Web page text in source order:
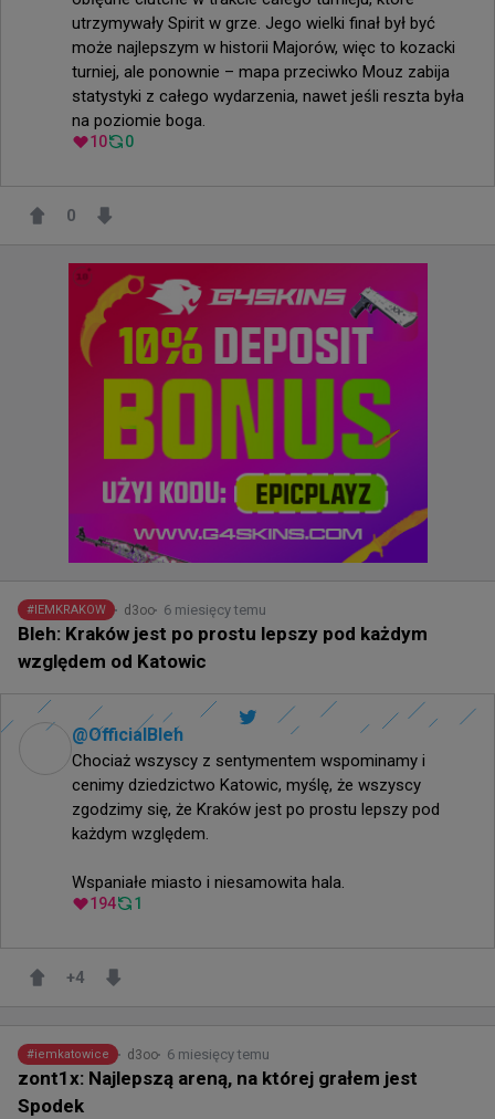
utrzymywały Spirit w grze. Jego wielki finał był być
może najlepszym w historii Majorów, więc to kozacki
turniej, ale ponownie – mapa przeciwko Mouz zabija
statystyki z całego wydarzenia, nawet jeśli reszta była
na poziomie boga.
10 0
0
# IEMKRAKOW d3oo 6 miesięcy temu
Bleh: Kraków jest po prostu lepszy pod każdym
względem od Katowic
@OfficialBleh
Chociaż wszyscy z sentymentem wspominamy i
cenimy dziedzictwo Katowic, myślę, że wszyscy
zgodzimy się, że Kraków jest po prostu lepszy pod
każdym względem.
Wspaniałe miasto i niesamowita hala.
194 1
+4
#iemkatowice d3oo 6 miesięcy temu
zont1x: Najlepszą areną, na której grałem jest
Spodek